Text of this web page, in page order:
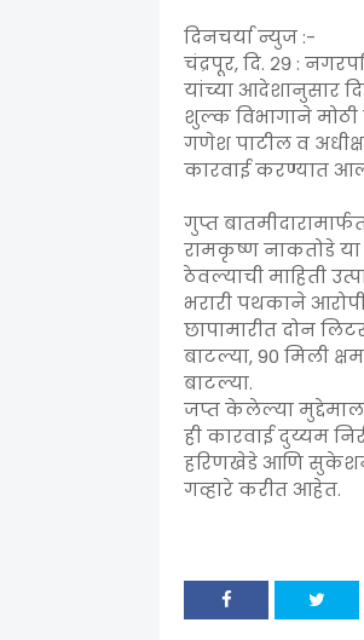
दिनचर्या न्युज :-
चंद्रपूर, दि. २९ :
यांच्या आदेशानुसार
शुल्क विभागाने
गणेश पाटील व
कारवाई करण्यात
गुप्त
रामकृष्ण नाकतोडे या
ठेवल्याची माहिती
भरारी पथकाने
छापामारीत दोन
बाटल्या, 90 मिली
बाटल्या.
जप्त केलेल्या
ही कारवाई दुय्यम
हरिणखेडे आणि
गव्हारे करीत आहेत.